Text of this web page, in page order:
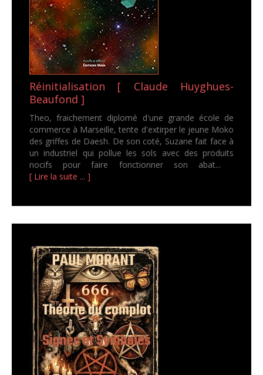
Réinitialisation [ Claude Huyghues-
Beaufond ]
Theo, fraichement diplomé d'une grande école de
commerce à Marseille, tente d'extirper le jeune Moko
des griffes de Daesh. De son coté, Suzane fait face à
un industriel qui pollue les sols avec des produits
nocifs pour faire fonctionner son abat...
[ Lire la suite ... ]